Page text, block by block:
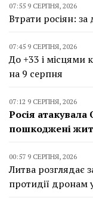
07:55 9 СЕРПНЯ, 2026
Втрати росіян: за
07:45 9 СЕРПНЯ, 2026
До +33 і місцями
на 9 серпня
07:12 9 СЕРПНЯ, 2026
Росія
пошкоджені
00:57 9 СЕРПНЯ, 2026
Литва розглядає
протидії дронам